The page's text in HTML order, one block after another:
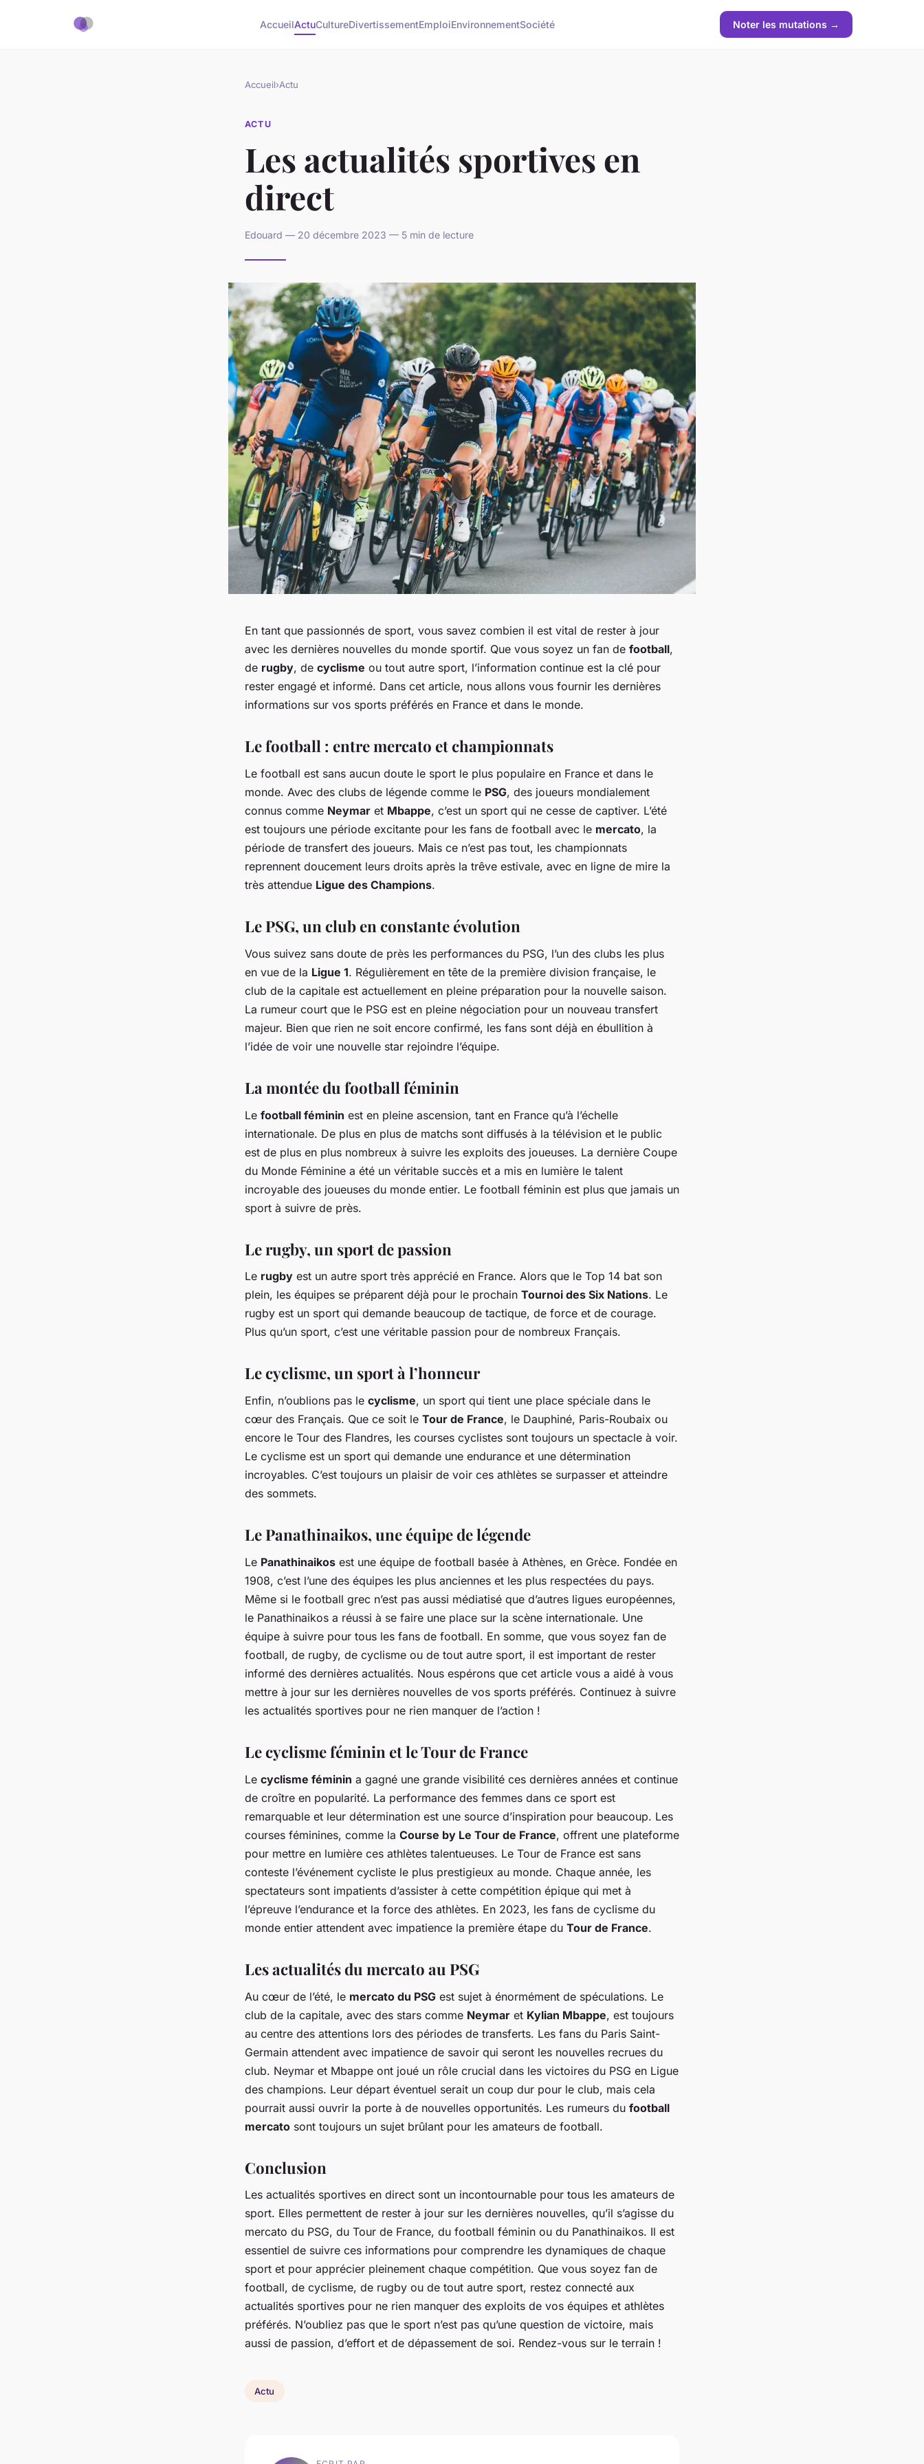
AccueilActuCultureDivertissementEmploiEnvironnementSociété Noter les mutations →
Accueil›Actu
ACTU
Les actualités sportives en
direct
Edouard — 20 décembre 2023 — 5 min de lecture
En tant que passionnés de sport, vous savez combien il est vital de rester à jour
avec les dernières nouvelles du monde sportif. Que vous soyez un fan de football,
de rugby, de cyclisme ou tout autre sport, l’information continue est la clé pour
rester engagé et informé. Dans cet article, nous allons vous fournir les dernières
informations sur vos sports préférés en France et dans le monde.
Le football : entre mercato et championnats
Le football est sans aucun doute le sport le plus populaire en France et dans le
monde. Avec des clubs de légende comme le PSG, des joueurs mondialement
connus comme Neymar et Mbappe, c’est un sport qui ne cesse de captiver. L’été
est toujours une période excitante pour les fans de football avec le mercato, la
période de transfert des joueurs. Mais ce n’est pas tout, les championnats
reprennent doucement leurs droits après la trêve estivale, avec en ligne de mire la
très attendue Ligue des Champions.
Le PSG, un club en constante évolution
Vous suivez sans doute de près les performances du PSG, l’un des clubs les plus
en vue de la Ligue 1. Régulièrement en tête de la première division française, le
club de la capitale est actuellement en pleine préparation pour la nouvelle saison.
La rumeur court que le PSG est en pleine négociation pour un nouveau transfert
majeur. Bien que rien ne soit encore confirmé, les fans sont déjà en ébullition à
l’idée de voir une nouvelle star rejoindre l’équipe.
La montée du football féminin
Le football féminin est en pleine ascension, tant en France qu’à l’échelle
internationale. De plus en plus de matchs sont diffusés à la télévision et le public
est de plus en plus nombreux à suivre les exploits des joueuses. La dernière Coupe
du Monde Féminine a été un véritable succès et a mis en lumière le talent
incroyable des joueuses du monde entier. Le football féminin est plus que jamais un
sport à suivre de près.
Le rugby, un sport de passion
Le rugby est un autre sport très apprécié en France. Alors que le Top 14 bat son
plein, les équipes se préparent déjà pour le prochain Tournoi des Six Nations. Le
rugby est un sport qui demande beaucoup de tactique, de force et de courage.
Plus qu’un sport, c’est une véritable passion pour de nombreux Français.
Le cyclisme, un sport à l’honneur
Enfin, n’oublions pas le cyclisme, un sport qui tient une place spéciale dans le
cœur des Français. Que ce soit le Tour de France, le Dauphiné, Paris-Roubaix ou
encore le Tour des Flandres, les courses cyclistes sont toujours un spectacle à voir.
Le cyclisme est un sport qui demande une endurance et une détermination
incroyables. C’est toujours un plaisir de voir ces athlètes se surpasser et atteindre
des sommets.
Le Panathinaikos, une équipe de légende
Le Panathinaikos est une équipe de football basée à Athènes, en Grèce. Fondée en
1908, c’est l’une des équipes les plus anciennes et les plus respectées du pays.
Même si le football grec n’est pas aussi médiatisé que d’autres ligues européennes,
le Panathinaikos a réussi à se faire une place sur la scène internationale. Une
équipe à suivre pour tous les fans de football. En somme, que vous soyez fan de
football, de rugby, de cyclisme ou de tout autre sport, il est important de rester
informé des dernières actualités. Nous espérons que cet article vous a aidé à vous
mettre à jour sur les dernières nouvelles de vos sports préférés. Continuez à suivre
les actualités sportives pour ne rien manquer de l’action !
Le cyclisme féminin et le Tour de France
Le cyclisme féminin a gagné une grande visibilité ces dernières années et continue
de croître en popularité. La performance des femmes dans ce sport est
remarquable et leur détermination est une source d’inspiration pour beaucoup. Les
courses féminines, comme la Course by Le Tour de France, offrent une plateforme
pour mettre en lumière ces athlètes talentueuses. Le Tour de France est sans
conteste l’événement cycliste le plus prestigieux au monde. Chaque année, les
spectateurs sont impatients d’assister à cette compétition épique qui met à
l’épreuve l’endurance et la force des athlètes. En 2023, les fans de cyclisme du
monde entier attendent avec impatience la première étape du Tour de France.
Les actualités du mercato au PSG
Au cœur de l’été, le mercato du PSG est sujet à énormément de spéculations. Le
club de la capitale, avec des stars comme Neymar et Kylian Mbappe, est toujours
au centre des attentions lors des périodes de transferts. Les fans du Paris Saint-
Germain attendent avec impatience de savoir qui seront les nouvelles recrues du
club. Neymar et Mbappe ont joué un rôle crucial dans les victoires du PSG en Ligue
des champions. Leur départ éventuel serait un coup dur pour le club, mais cela
pourrait aussi ouvrir la porte à de nouvelles opportunités. Les rumeurs du football
mercato sont toujours un sujet brûlant pour les amateurs de football.
Conclusion
Les actualités sportives en direct sont un incontournable pour tous les amateurs de
sport. Elles permettent de rester à jour sur les dernières nouvelles, qu’il s’agisse du
mercato du PSG, du Tour de France, du football féminin ou du Panathinaikos. Il est
essentiel de suivre ces informations pour comprendre les dynamiques de chaque
sport et pour apprécier pleinement chaque compétition. Que vous soyez fan de
football, de cyclisme, de rugby ou de tout autre sport, restez connecté aux
actualités sportives pour ne rien manquer des exploits de vos équipes et athlètes
préférés. N’oubliez pas que le sport n’est pas qu’une question de victoire, mais
aussi de passion, d’effort et de dépassement de soi. Rendez-vous sur le terrain !
Actu